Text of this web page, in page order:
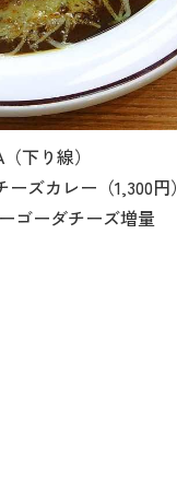
下り線）
ズカレー（1,300円）
ゴーダチーズ増量